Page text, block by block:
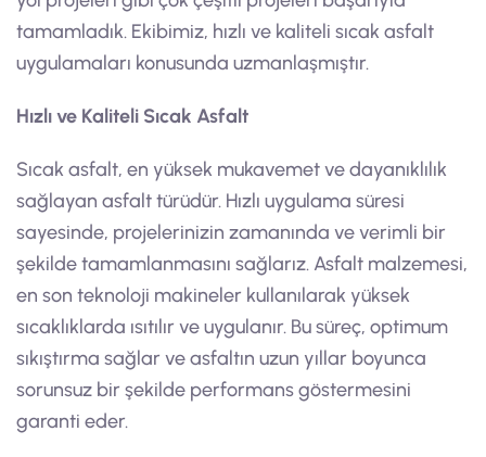
tamamladık. Ekibimiz, hızlı ve kaliteli sıcak asfalt
uygulamaları konusunda uzmanlaşmıştır.
Hızlı ve Kaliteli Sıcak Asfalt
Sıcak asfalt, en yüksek mukavemet ve dayanıklılık
sağlayan asfalt türüdür. Hızlı uygulama süresi
sayesinde, projelerinizin zamanında ve verimli bir
şekilde tamamlanmasını sağlarız. Asfalt malzemesi,
en son teknoloji makineler kullanılarak yüksek
sıcaklıklarda ısıtılır ve uygulanır. Bu süreç, optimum
sıkıştırma sağlar ve asfaltın uzun yıllar boyunca
sorunsuz bir şekilde performans göstermesini
garanti eder.